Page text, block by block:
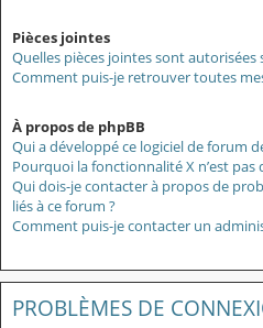
Pièces jointes
Quelles pièces jointes sont autorisées
Comment puis-je retrouver toutes
À propos de phpBB
Qui a développé ce logiciel de forum
Pourquoi la fonctionnalité X n’est pas
Qui dois-je contacter à propos de
liés à ce forum ?
Comment puis-je contacter un
PROBLÈMES DE